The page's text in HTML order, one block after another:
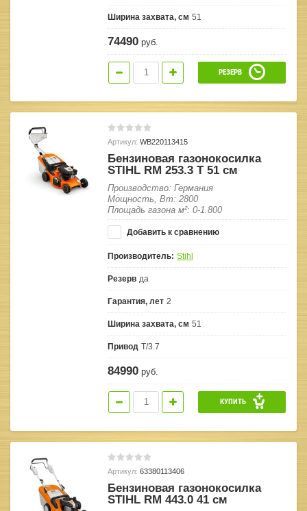
Ширина захвата, см 51
74490 руб.
РЕЗЕРВ
Артикул: WB220113415
Бензиновая газонокосилка
STIHL RM 253.3 T 51 см
Производство: Германия
Мощность, Вт: 2800
Площадь газона м²: 0-1.800
Добавить к сравнению
Производитель: Stihl
Резерв да
Гарантия, лет 2
Ширина захвата, см 51
Привод T/3.7
84990 руб.
КУПИТЬ
Артикул: 63380113406
Бензиновая газонокосилка
STIHL RM 443.0 41 см